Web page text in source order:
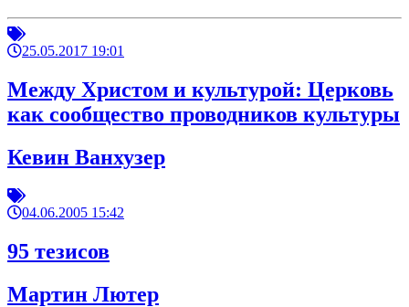
25.05.2017 19:01
Между Христом и культурой: Церковь
как сообщество проводников культуры
Кевин Ванхузер
04.06.2005 15:42
95 тезисов
Мартин Лютер